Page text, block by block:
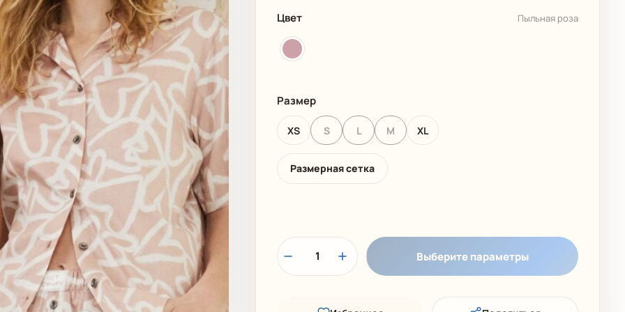
ПЛЯЖНАЯ ОДЕЖДА
Цвет Пыльная роза
Размер
XS S L M XL
Размерная сетка
1 Выберите параметры